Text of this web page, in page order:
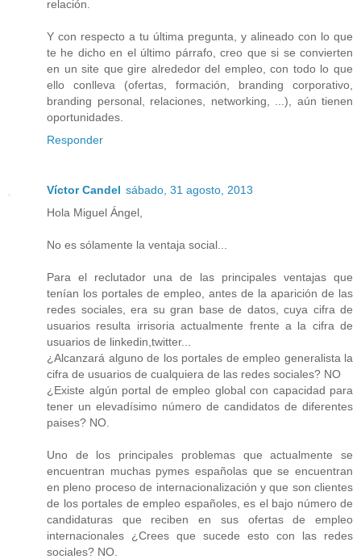
relación.
Y con respecto a tu última pregunta, y alineado con lo que
te he dicho en el último párrafo, creo que si se convierten
en un site que gire alrededor del empleo, con todo lo que
ello conlleva (ofertas, formación, branding corporativo,
branding personal, relaciones, networking, ...), aún tienen
oportunidades.
Responder
Víctor Candel sábado, 31 agosto, 2013
Hola Miguel Ángel,
No es sólamente la ventaja social...
Para el reclutador una de las principales ventajas que
tenían los portales de empleo, antes de la aparición de las
redes sociales, era su gran base de datos, cuya cifra de
usuarios resulta irrisoria actualmente frente a la cifra de
usuarios de linkedin,twitter...
¿Alcanzará alguno de los portales de empleo generalista la
cifra de usuarios de cualquiera de las redes sociales? NO
¿Existe algún portal de empleo global con capacidad para
tener un elevadísimo número de candidatos de diferentes
paises? NO.
Uno de los principales problemas que actualmente se
encuentran muchas pymes españolas que se encuentran
en pleno proceso de internacionalización y que son clientes
de los portales de empleo españoles, es el bajo número de
candidaturas que reciben en sus ofertas de empleo
internacionales ¿Crees que sucede esto con las redes
sociales? NO.